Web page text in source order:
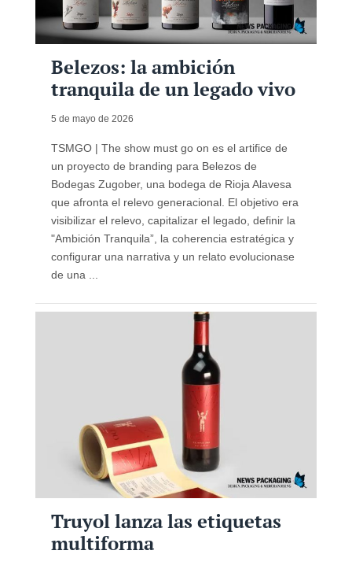
Belezos: la ambición
tranquila de un legado vivo
5 de mayo de 2026
TSMGO | The show must go on es el artifice de
un proyecto de branding para Belezos de
Bodegas Zugober, una bodega de Rioja Alavesa
que afronta el relevo generacional. El objetivo era
visibilizar el relevo, capitalizar el legado, definir la
"Ambición Tranquila”, la coherencia estratégica y
configurar una narrativa y un relato evolucionase
de una ...
Truyol lanza las etiquetas
multiforma